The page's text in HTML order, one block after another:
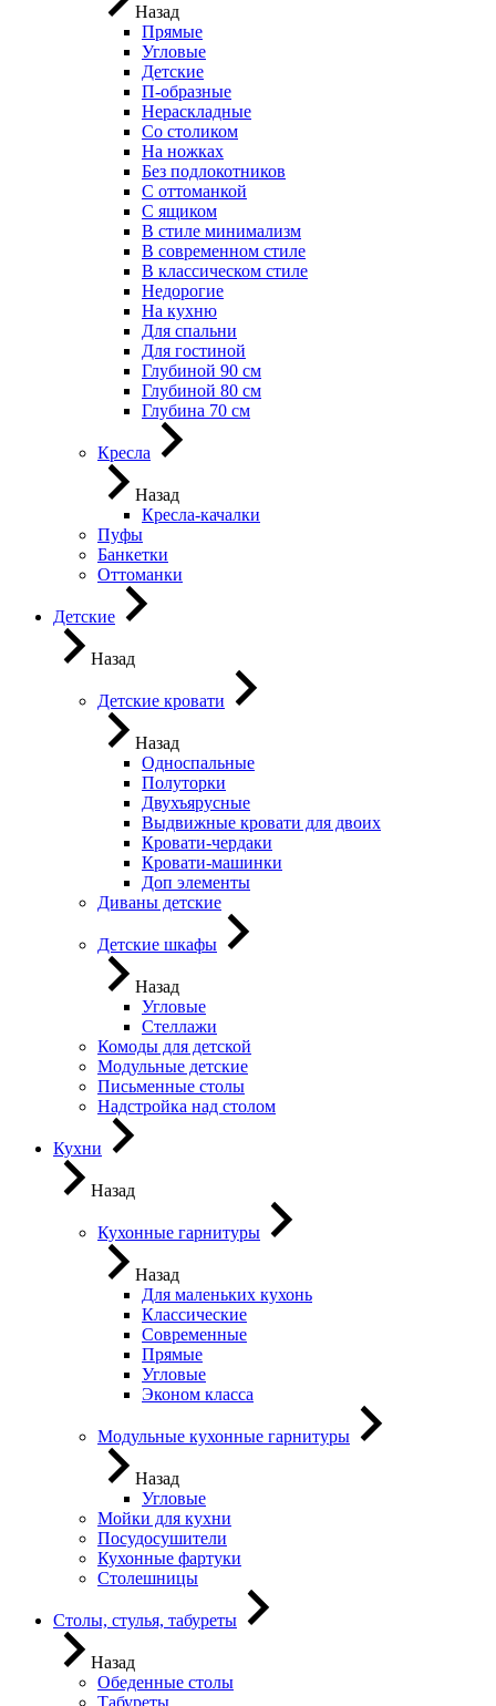
Назад
Прямые
Угловые
Детские
П-образные
Нераскладные
Со столиком
На ножках
Без подлокотников
С оттоманкой
С ящиком
В стиле минимализм
В современном стиле
В классическом стиле
Недорогие
На кухню
Для спальни
Для гостиной
Глубиной 90 см
Глубиной 80 см
Глубина 70 см
Кресла
Назад
Кресла-качалки
Пуфы
Банкетки
Оттоманки
Детские
Назад
Детские кровати
Назад
Односпальные
Полуторки
Двухъярусные
Выдвижные кровати для двоих
Кровати-чердаки
Кровати-машинки
Доп элементы
Диваны детские
Детские шкафы
Назад
Угловые
Стеллажи
Комоды для детской
Модульные детские
Письменные столы
Надстройка над столом
Кухни
Назад
Кухонные гарнитуры
Назад
Для маленьких кухонь
Классические
Современные
Прямые
Угловые
Эконом класса
Модульные кухонные гарнитуры
Назад
Угловые
Мойки для кухни
Посудосушители
Кухонные фартуки
Столешницы
Столы, стулья, табуреты
Назад
Обеденные столы
Табуреты